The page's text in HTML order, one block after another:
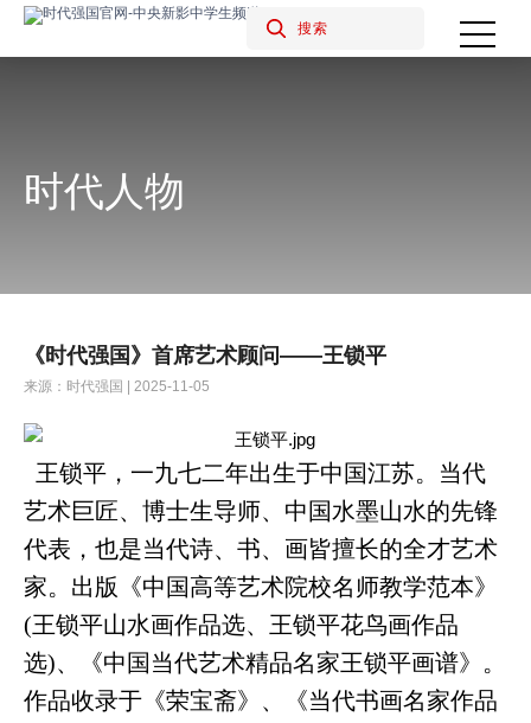
时代人物
《时代强国》首席艺术顾问——王锁平
来源：时代强国 | 2025-11-05
王锁平，一九七二年出生于中国江苏。当代
艺术巨匠、博士生导师、中国水墨山水的先锋
代表，也是当代诗、书、画皆擅长的全才艺术
家。出版《中国高等艺术院校名师教学范本》
(王锁平山水画作品选、王锁平花鸟画作品
选)、《中国当代艺术精品名家王锁平画谱》。
作品收录于《荣宝斋》、《当代书画名家作品